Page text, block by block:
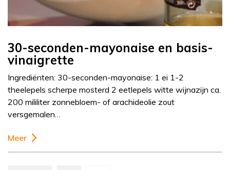
30-seconden-mayonaise en basis-
vinaigrette
Ingrediënten: 30-seconden-mayonaise: 1 ei 1-2
theelepels scherpe mosterd 2 eetlepels witte wijnazijn ca.
200 mililiter zonnebloem- of arachideolie zout
versgemalen…
Meer